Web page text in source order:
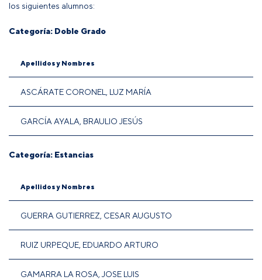
los siguientes alumnos:
Categoría: Doble Grado
Apellidos y Nombres
ASCÁRATE CORONEL, LUZ MARÍA
GARCÍA AYALA, BRAULIO JESÚS
Categoría: Estancias
Apellidos y Nombres
GUERRA GUTIERREZ, CESAR AUGUSTO
RUIZ URPEQUE, EDUARDO ARTURO
GAMARRA LA ROSA, JOSE LUIS